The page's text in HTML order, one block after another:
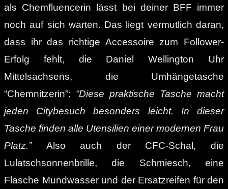
als Chemfluencerin lässt bei deiner BFF immer
noch auf sich warten. Das liegt vermutlich daran,
dass ihr das richtige Accessoire zum Follower-
Erfolg fehlt, die Daniel Wellington Uhr
Mittelsachsens, die Umhängetasche
“Chemnitzerin”: “Diese praktische Tasche macht
jeden Citybesuch besonders leicht. In dieser
Tasche finden alle Utensilien einer modernen Frau
Platz.” Also auch der CFC-Schal, die
Lulatschsonnenbrille, die Schmiesch, eine
Flasche Mundwasser und der Ersatzreifen für den